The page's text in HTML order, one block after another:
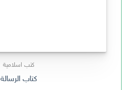
كتب اسلامية
كتاب الرسالة